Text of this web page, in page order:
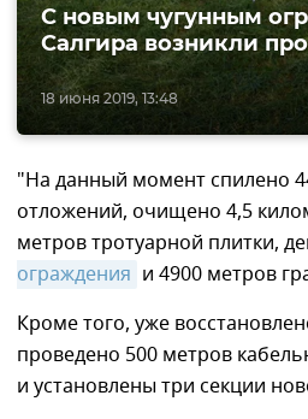
18 июня 2019, 13:48
С новым чугунным
Салгира возникли
"На данный момент спилено
отложений, очищено 4,5
метров тротуарной плитки,
ограждения и 4900 метров
Кроме того, уже
проведено 500 метров
и установлены три секции